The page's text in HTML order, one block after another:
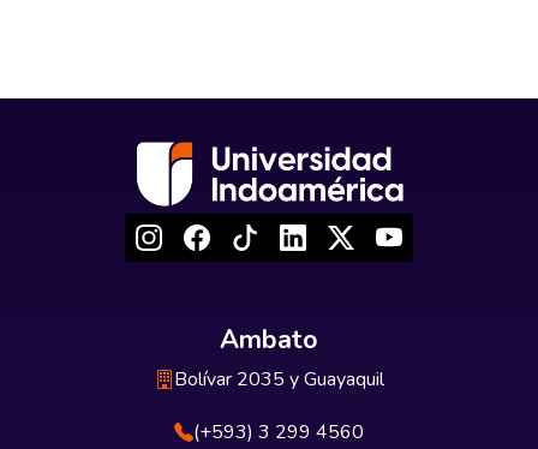
Ambato
Bolívar 2035 y Guayaquil
(+593) 3 299 4560